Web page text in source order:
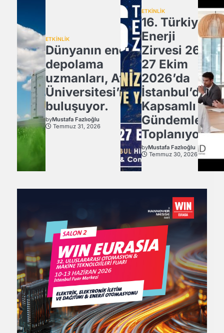
ETKİNLİK
Dünyanın enerji
depolama
uzmanları, Atlas
Üniversitesi’nde
buluşuyor.
byMustafa Fazlıoğlu
Temmuz 31, 2026
ETKİNLİK
16. Türkiye
Enerji
Zirvesi 26-
27 Ekim
2026’da
İstanbul’da
Kapsamlı
Gündemle
Toplanıyor.
byMustafa Fazlıoğlu
Temmuz 30, 2026